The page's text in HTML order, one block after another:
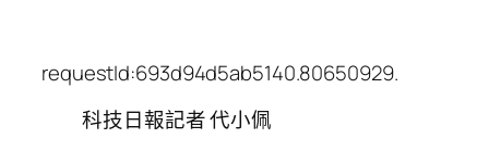
requestId:693d94d5ab5140.80650929.
科技日報記者 代小佩